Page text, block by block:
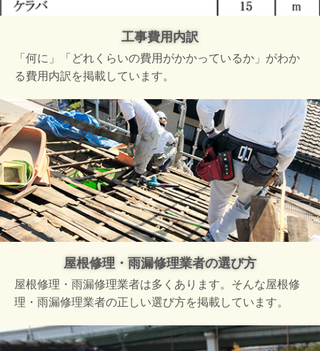
工事費用内訳
「何に」「どれくらいの費用がかかっているか」がわか
る費用内訳を掲載しています。
屋根修理・雨漏修理業者の選び方
屋根修理・雨漏修理業者は多くあります。そんな屋根修
理・雨漏修理業者の正しい選び方を掲載しています。